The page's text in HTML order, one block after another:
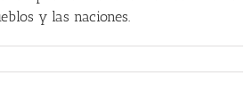
y las naciones.